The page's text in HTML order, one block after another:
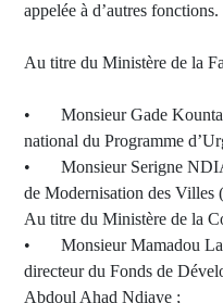
appelée à d’autres fonctions.
Au titre du Ministère de la
• Monsieur Gade Kounta,
national du Programme
• Monsieur Serigne
de Modernisation des
Au titre du Ministère de la
• Monsieur Mamadou
directeur du Fonds de
Abdoul Ahad Ndiaye ;